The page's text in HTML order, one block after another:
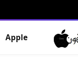
Apple